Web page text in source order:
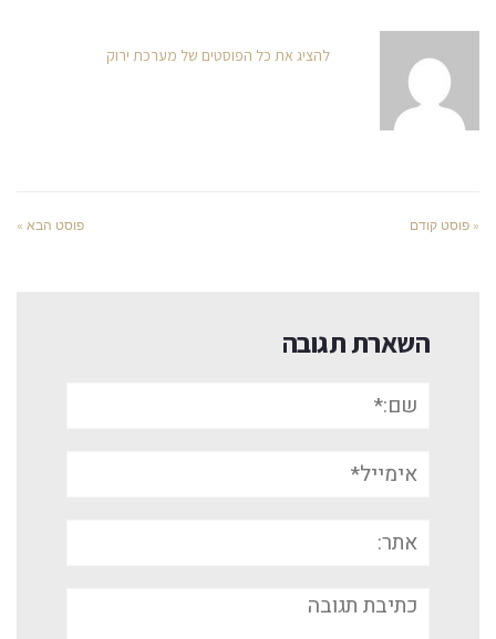
להציג את כל הפוסטים של מערכת ירוק
« פוסט קודם פוסט הבא »
השארת תגובה
אימייל*
תגובה